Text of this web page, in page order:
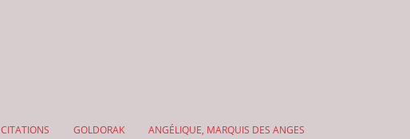
CITATIONS GOLDORAK ANGÉLIQUE, MARQUIS DES ANGES